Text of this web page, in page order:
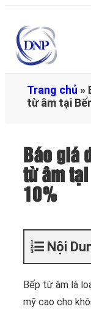
Trang chủ »
từ âm tại
Báo giá
từ âm tại
10%
Nội
Bếp từ âm là
mỹ cao cho